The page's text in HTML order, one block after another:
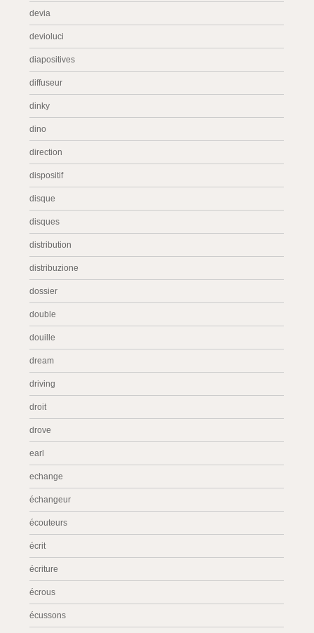
devia
devioluci
diapositives
diffuseur
dinky
dino
direction
dispositif
disque
disques
distribution
distribuzione
dossier
double
douille
dream
driving
droit
drove
earl
echange
échangeur
écouteurs
écrit
écriture
écrous
écussons